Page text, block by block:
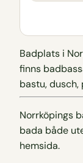
Badplats i
finns
bastu,
Norrköpings
bada både
hemsida.